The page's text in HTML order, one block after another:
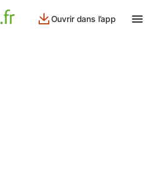
Ouvrir dans l’app